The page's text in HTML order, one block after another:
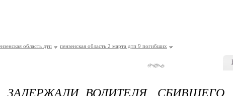
область дтп пензенская область 2 марта дтп 9 погибших
ЗАДЕРЖАЛИ ВОДИТЕЛЯ, СБИВШЕГО